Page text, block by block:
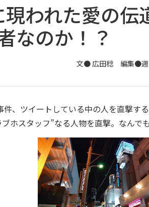
われた愛の
なのか！？
文● 広田稔 編集●
、ツイートしている中の人を直撃
ホスタッフ”なる人物を直撃。なん